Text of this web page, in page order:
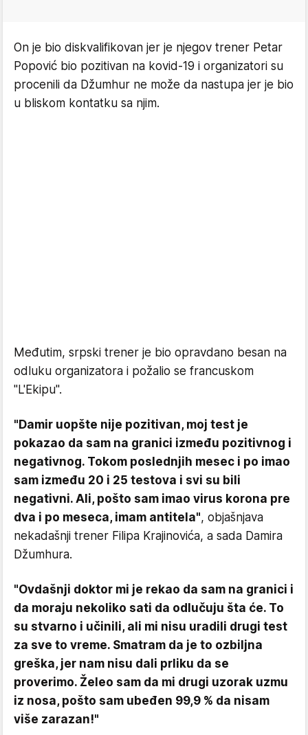
On je bio diskvalifikovan jer je njegov trener Petar
Popović bio pozitivan na kovid-19 i organizatori su
procenili da Džumhur ne može da nastupa jer je bio
u bliskom kontatku sa njim.
Međutim, srpski trener je bio opravdano besan na
odluku organizatora i požalio se francuskom
"L'Ekipu".
"Damir uopšte nije pozitivan, moj test je
pokazao da sam na granici između pozitivnog i
negativnog. Tokom poslednjih mesec i po imao
sam između 20 i 25 testova i svi su bili
negativni. Ali, pošto sam imao virus korona pre
dva i po meseca, imam antitela", objašnjava
nekadašnji trener Filipa Krajinovića, a sada Damira
Džumhura.
"Ovdašnji doktor mi je rekao da sam na granici i
da moraju nekoliko sati da odlučuju šta će. To
su stvarno i učinili, ali mi nisu uradili drugi test
za sve to vreme. Smatram da je to ozbiljna
greška, jer nam nisu dali prliku da se
proverimo. Želeo sam da mi drugi uzorak uzmu
iz nosa, pošto sam ubeđen 99,9 % da nisam
više zarazan!"